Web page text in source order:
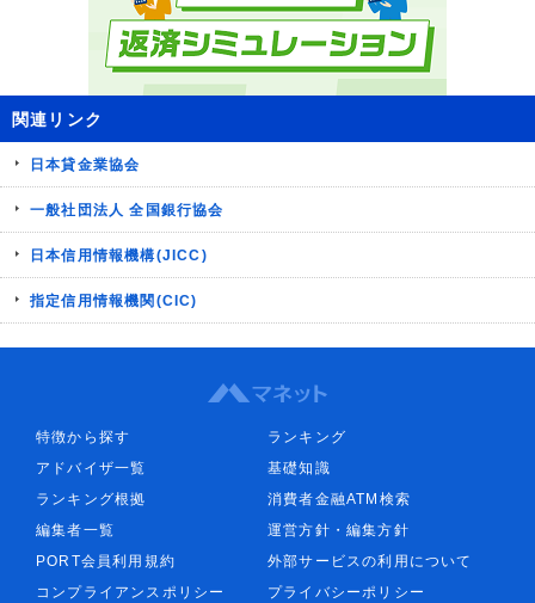
関連リンク
日本貸金業協会
一般社団法人 全国銀行協会
日本信用情報機構(JICC)
指定信用情報機関(CIC)
特徴から探す
ランキング
アドバイザ一覧
基礎知識
ランキング根拠
消費者金融ATM検索
編集者一覧
運営方針・編集方針
PORT会員利用規約
外部サービスの利用について
コンプライアンスポリシー
プライバシーポリシー